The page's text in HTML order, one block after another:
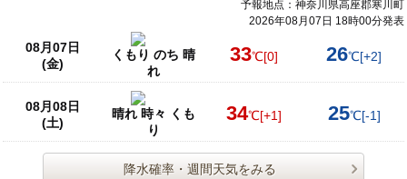
予報地点：神奈川県高座郡寒川町
2026年08月07日 18時00分発表
08月07日
(金)
くもり のち 晴
れ
33℃[0] 26℃[+2]
08月08日
(土)
晴れ 時々 くも
り
34℃[+1] 25℃[-1]
降水確率・週間天気をみる